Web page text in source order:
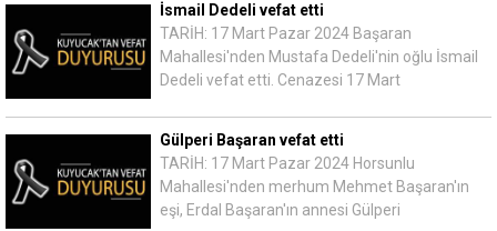
İsmail Dedeli vefat etti
TARİH: 17 Mart Pazar 2024 Başaran
Mahallesi'nden Mustafa Dedeli'nin oğlu İsmail
Dedeli vefat etti. Cenazesi 17 Mart
Gülperi Başaran vefat etti
TARİH: 17 Mart Pazar 2024 Horsunlu
Mahallesi'nden merhum Mehmet Başaran'ın
eşi, Erdal Başaran'ın annesi Gülperi